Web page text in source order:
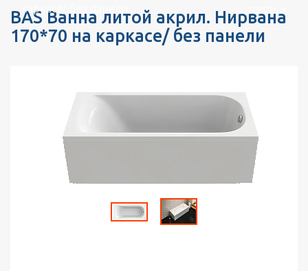
каркасе/ без панели
BAS Ванна литой акрил. Нирвана
170*70 на каркасе/ без панели